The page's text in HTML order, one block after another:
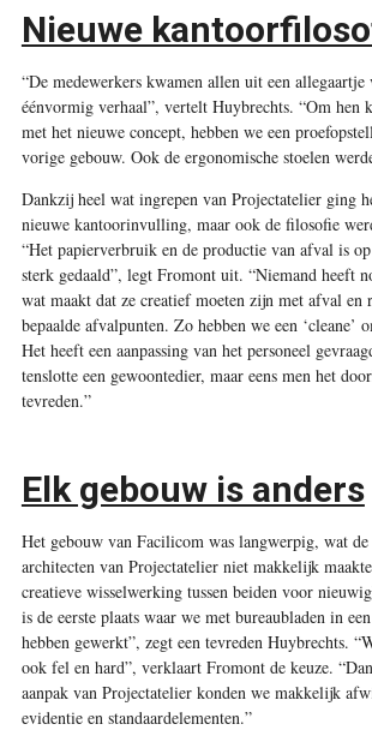
Nieuwe
“De medewerkers kwamen allen uit een
éénvormig verhaal”, vertelt Huybrechts. “Om hen
met het nieuwe concept, hebben we een
vorige gebouw. Ook de ergonomische stoelen
Dankzij heel wat ingrepen van Projectatelier ging
nieuwe kantoorinvulling, maar ook de filosofie
“Het papierverbruik en de productie van afval is
sterk gedaald”, legt Fromont uit. “Niemand heeft
wat maakt dat ze creatief moeten zijn met afval en
bepaalde afvalpunten. Zo hebben we een ‘cleane’
Het heeft een aanpassing van het personeel
tenslotte een gewoontedier, maar eens men het
tevreden.”
Elk gebouw is anders
Het gebouw van Facilicom was langwerpig, wat
architecten van Projectatelier niet makkelijk
creatieve wisselwerking tussen beiden voor
is de eerste plaats waar we met bureaubladen in
hebben gewerkt”, zegt een tevreden Huybrechts.
ook fel en hard”, verklaart Fromont de keuze.
aanpak van Projectatelier konden we makkelijk
evidentie en standaardelementen.”